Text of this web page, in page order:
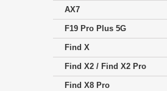
AX7
F19 Pro Plus 5G
Find X
Find X2 / Find X2 Pro
Find X8 Pro